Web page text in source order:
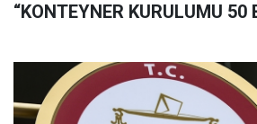
“KONTEYNER KURULUMU 50